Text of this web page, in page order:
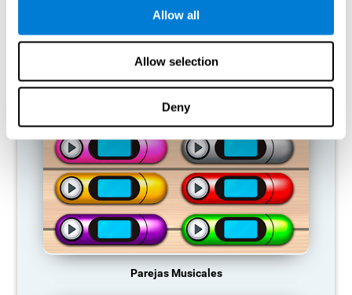
Allow all
Allow selection
Deny
débil. Si no entrenamos esa función cognitiva, nos hacemos
menos eficaces en las actividades de nuestro día a día.
JUEGOS RECOMENDADOS
Parejas Musicales